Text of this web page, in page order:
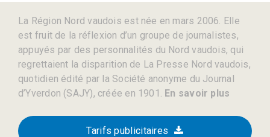
La Région Nord vaudois est née en mars 2006. Elle
est fruit de la réflexion d’un groupe de journalistes,
appuyés par des personnalités du Nord vaudois, qui
regrettaient la disparition de La Presse Nord vaudois,
quotidien édité par la Société anonyme du Journal
d’Yverdon (SAJY), créée en 1901. En savoir plus
Tarifs publicitaires